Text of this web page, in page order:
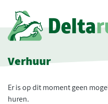
Verhuur
Er is op dit moment geen
huren.